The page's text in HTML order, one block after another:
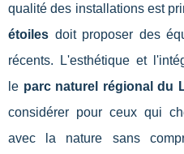
qualité des installations est
étoiles doit proposer des
récents. L'esthétique et
le parc naturel régional du
considérer pour ceux qui
avec la nature sans